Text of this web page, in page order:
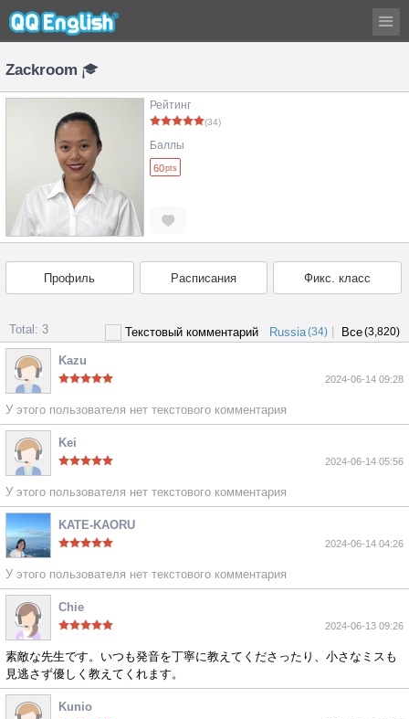
Zackroom
Рейтинг
(34)
Баллы
60pts
Профиль Расписания Фикс. класс
Total: 3 Текстовый комментарий Russia(34) Все(3,820)
Kazu
2024-06-14 09:28
У этого пользователя нет текстового комментария
Kei
2024-06-14 05:56
У этого пользователя нет текстового комментария
KATE-KAORU
2024-06-14 04:26
У этого пользователя нет текстового комментария
Chie
2024-06-13 09:26
素敵な先生です。いつも発音を丁寧に教えてくださったり、小さなミスも
見逃さず優しく教えてくれます。
Kunio